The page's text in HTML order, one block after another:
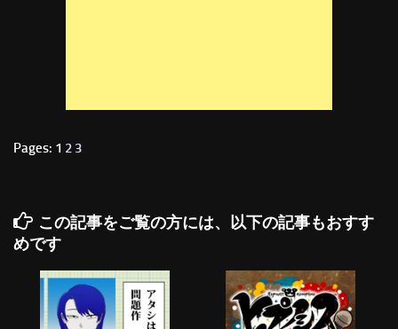
Pages: 1 2 3
この記事をご覧の方には、以下の記事もおすす
めです